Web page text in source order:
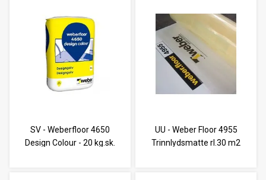
SV - Weberfloor 4650
Design Colour - 20 kg.sk.
UU - Weber Floor 4955
Trinnlydsmatte rl.30 m2